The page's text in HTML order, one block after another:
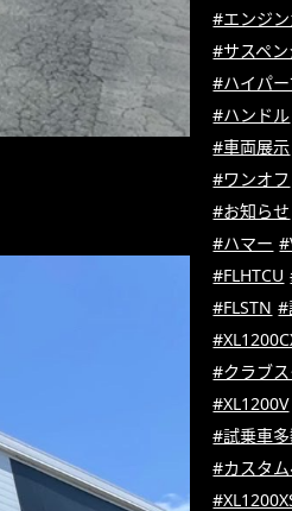
#エンジ
#サスペ
#ハイパー
#ハンドル
#車両展示
#ワンオフ
#お知らせ
#ハマー
#FLHTCU
#FLSTN #
#クラブ
#XL1200V
#試乗車
#カスタ